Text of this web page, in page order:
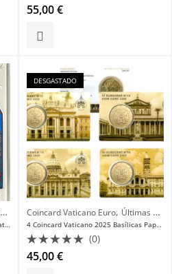
25 Euro Vaticano 2024 Santo Natal Prata Proof Raríssima
Avaliação
0
de
55,00€
DESGASTADO
Coincard Vaticano Euro, Últimas 20 Novidades
4 Coincard Vaticano 2025 Basílicas Papais de Roma 50 cc Fdc
Avaliação
0
(0)
45,00€